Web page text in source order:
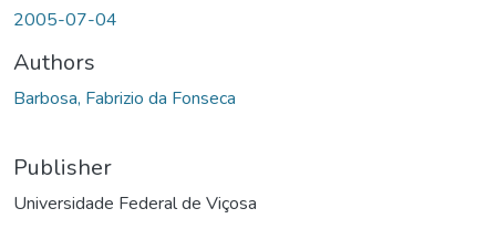
2005-07-04
Authors
Barbosa, Fabrizio da Fonseca
Publisher
Universidade Federal de Viçosa